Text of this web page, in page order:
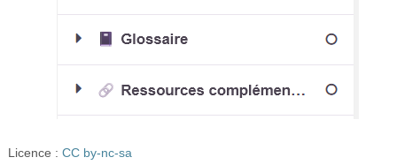
Licence : CC by-nc-sa